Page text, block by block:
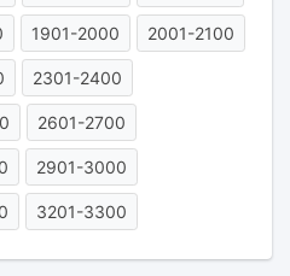
1901-2000 2001-2100
2301-2400
2601-2700
2901-3000
3201-3300